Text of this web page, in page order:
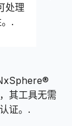
处理
.
其工具无需
证。.